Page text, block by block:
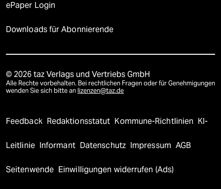
ePaper Login
Downloads für Abonnierende
© 2026 taz Verlags und Vertriebs GmbH
Alle Rechte vorbehalten. Bei rechtlichen Fragen oder für Genehmigungen
wenden Sie sich bitte an lizenzen@taz.de
Feedback Redaktionsstatut Kommune-Richtlinien KI-
Leitlinie Informant Datenschutz Impressum AGB
Seitenwende Einwilligungen widerrufen (Ads)